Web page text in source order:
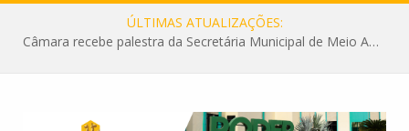
ÚLTIMAS ATUALIZAÇÕES:
Câmara recebe palestra da Secretária Municipal de Meio Ambiente sobre as ações da “SEMANA DO MEIO AMBIENTE”